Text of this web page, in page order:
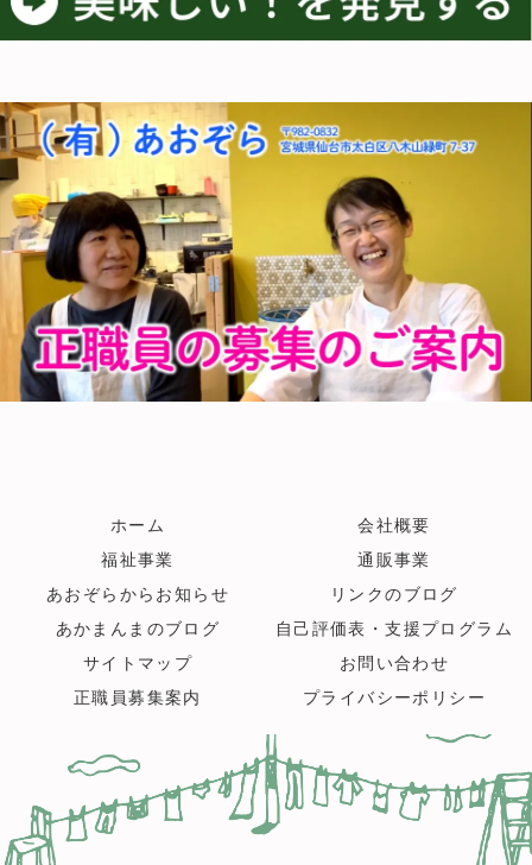
ホーム
会社概要
福祉事業
通販事業
あおぞらからお知らせ
リンクのブログ
あかまんまのブログ
自己評価表・支援プログラム
サイトマップ
お問い合わせ
正職員募集案内
プライバシーポリシー